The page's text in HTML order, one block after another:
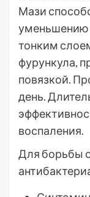
Мази
уменьшению
тонким
фурункула,
повязкой.
день.
воспаления.
Для борьбы